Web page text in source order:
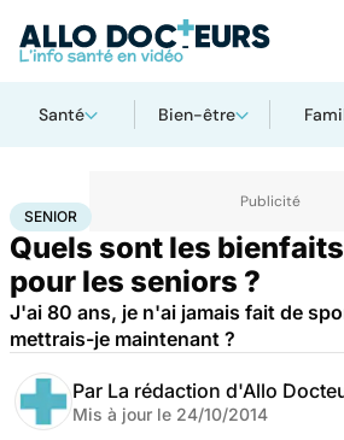
Santé Bien-être
AccueilBien-être Senior
SENIOR
Quels sont les
pour les seniors ?
J'ai 80 ans, je n'ai jamais fait de
mettrais-je maintenant ?
Par La rédaction d'Allo
Mis à jour le 24/10/2014